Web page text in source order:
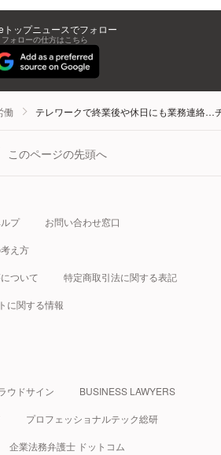
トップニュースでフォロー
フォローの仕方はこちら
働 テレワークで終業後や休日にも業務連絡…
このページの先頭へ
プ お問い合わせ窓口
え方
ついて 特定商取引法に関する表記
に関する情報
ウドサイン BUSINESS LAWYERS
プロフェッショナルテック総研
企業法務弁護士 ドットコム